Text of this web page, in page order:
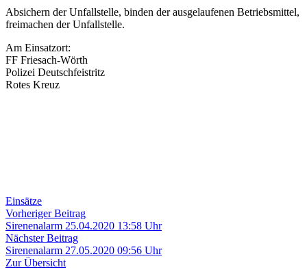
Absichern der Unfallstelle, binden der ausgelaufenen Betriebsmittel,
freimachen der Unfallstelle.
Am Einsatzort:
FF Friesach-Wörth
Polizei Deutschfeistritz
Rotes Kreuz
Einsätze
Beitragsnavigation
Vorheriger BeitragVorheriger
Beitrag:
Sirenenalarm 25.04.2020 13:58 Uhr
Nächster BeitragNächster
Beitrag:
Sirenenalarm 27.05.2020 09:56 Uhr
Zur Übersicht